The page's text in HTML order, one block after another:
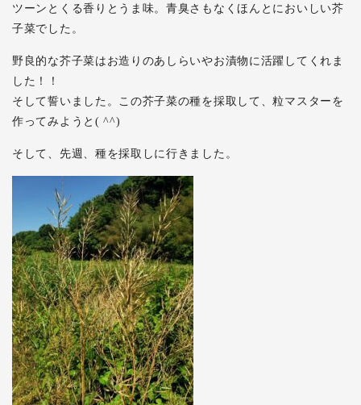
ツーンとくる香りとうま味。青臭さもなくほんとにおいしい芥
子菜でした。
野良的な芥子菜はお造りのあしらいやお漬物に活躍してくれま
した！！
そして誓いました。この芥子菜の種を採取して、粒マスターを
作ってみようと( ^^)
そして、先週、種を採取しに行きました。